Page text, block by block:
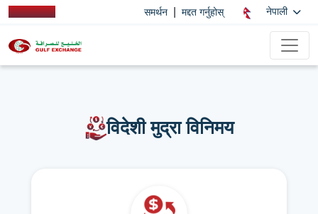
समर्थन मद्दत गर्नुहोस् नेपाली
विदेशी मुद्रा विनिमय